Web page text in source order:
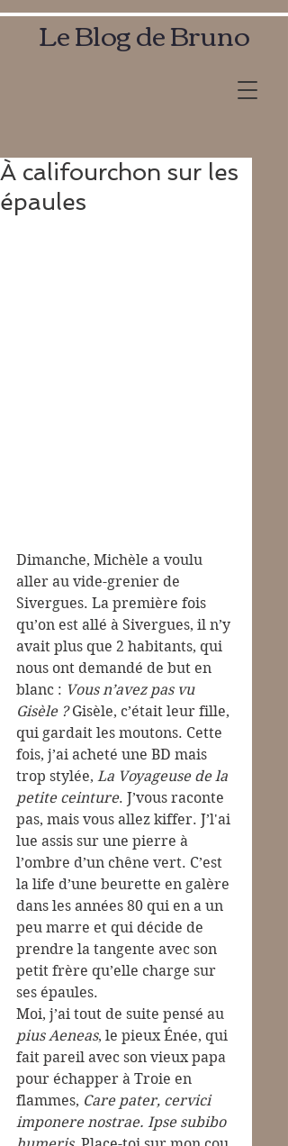
Le Blog de Bruno
À califourchon sur les
épaules
Dimanche, Michèle a voulu
aller au vide-grenier de
Sivergues. La première fois
qu’on est allé à Sivergues, il n’y
avait plus que 2 habitants, qui
nous ont demandé de but en
blanc : Vous n’avez pas vu
Gisèle ? Gisèle, c’était leur fille,
qui gardait les moutons. Cette
fois, j’ai acheté une BD mais
trop stylée, La Voyageuse de la
petite ceinture. J’vous raconte
pas, mais vous allez kiffer. J’l'ai
lue assis sur une pierre à
l’ombre d’un chêne vert. C’est
la life d’une beurette en galère
dans les années 80 qui en a un
peu marre et qui décide de
prendre la tangente avec son
petit frère qu’elle charge sur
ses épaules.
Moi, j’ai tout de suite pensé au
pius Aeneas, le pieux Énée, qui
fait pareil avec son vieux papa
pour échapper à Troie en
flammes, Care pater, cervici
imponere nostrae. Ipse subibo